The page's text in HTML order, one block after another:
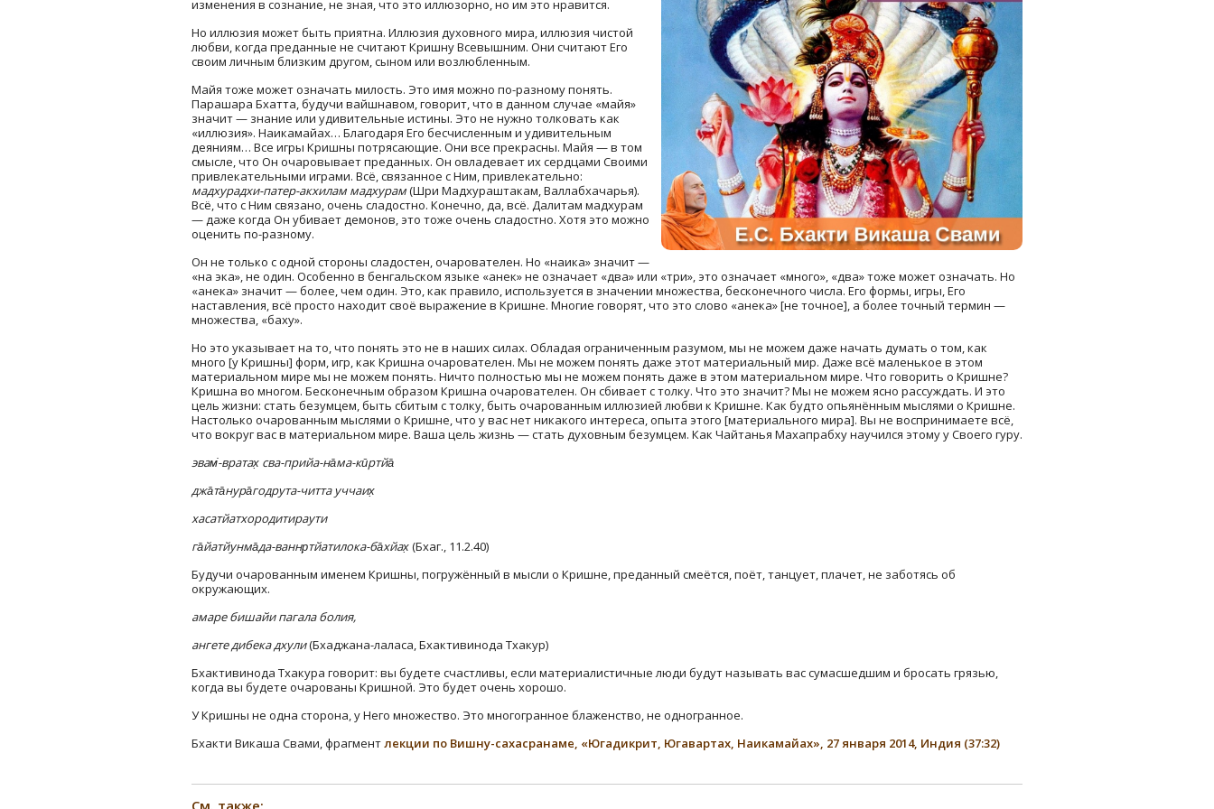
изменения в сознание, не зная, что это иллюзорно, но им это нравится.
Но иллюзия может быть приятна. Иллюзия духовного мира, иллюзия чистой
любви, когда преданные не считают Кришну Всевышним. Они считают Его
своим личным близким другом, сыном или возлюбленным.
Майя тоже может означать милость. Это имя можно по-разному понять.
Парашара Бхатта, будучи вайшнавом, говорит, что в данном случае «майя»
значит — знание или удивительные истины. Это не нужно толковать как
«иллюзия». Наикамайах… Благодаря Его бесчисленным и удивительным
деяниям… Все игры Кришны потрясающие. Они все прекрасны. Майя — в том
смысле, что Он очаровывает преданных. Он овладевает их сердцами Своими
привлекательными играми. Всë, связанное с Ним, привлекательно:
мадхурадхи-патер-акхилам мадхурам(Шри Мадхураштакам, Валлабхачарья).
Всë, что с Ним связано, очень сладостно. Конечно, да, всë. Далитам мадхурам
— даже когда Он убивает демонов, это тоже очень сладостно. Хотя это можно
оценить по-разному.
Он не только с одной стороны сладостен, очарователен. Но «наика» значит —
«на эка», не один. Особенно в бенгальском языке «анек» не означает «два» или «три», это означает «много», «два» тоже может означать. Но
«анека» значит — более, чем один. Это, как правило, используется в значении множества, бесконечного числа. Его формы, игры, Его
наставления, всë просто находит своë выражение в Кришне. Многие говорят, что это слово «анека» [не точное], а более точный термин —
множества, «баху».
Но это указывает на то, что понять это не в наших силах. Обладая ограниченным разумом, мы не можем даже начать думать о том, как
много [у Кришны] форм, игр, как Кришна очарователен. Мы не можем понять даже этот материальный мир. Даже всë маленькое в этом
материальном мире мы не можем понять. Ничто полностью мы не можем понять даже в этом материальном мире. Что говорить о Кришне?
Кришна во многом. Бесконечным образом Кришна очарователен. Он сбивает с толку. Что это значит? Мы не можем ясно рассуждать. И это
цель жизни: стать безумцем, быть сбитым с толку, быть очарованным иллюзией любви к Кришне. Как будто опьянëнным мыслями о Кришне.
Настолько очарованным мыслями о Кришне, что у вас нет никакого интереса, опыта этого [материального мира]. Вы не воспринимаете всë,
что вокруг вас в материальном мире. Ваша цель жизнь — стать духовным безумцем. Как Чайтанья Махапрабху научился этому у Своего гуру.
эвам̇-вратах̣ сва-прийа-на̄ма-кӣртйа̄
джа̄та̄нура̄годрута-читта уччаих̣
хасатйатхородитираути
га̄йатйунма̄да-ваннр̣тйатилока-ба̄хйах̣(Бхаг., 11.2.40)
Будучи очарованным именем Кришны, погружённый в мысли о Кришне, преданный смеëтся, поëт, танцует, плачет, не заботясь об
окружающих.
амаре бишайи пагала болия,
ангете дибека дхули(Бхаджана-лаласа, Бхактивинода Тхакур)
Бхактивинода Тхакура говорит: вы будете счастливы, если материалистичные люди будут называть вас сумасшедшим и бросать грязью,
когда вы будете очарованы Кришной. Это будет очень хорошо.
У Кришны не одна сторона, у Него множество. Это многогранное блаженство, не одногранное.
Бхакти Викаша Свами, фрагментлекции по Вишну-сахасранаме, «Югадикрит, Югавартах, Наикамайах», 27 января 2014, Индия (37:32)
См. также: